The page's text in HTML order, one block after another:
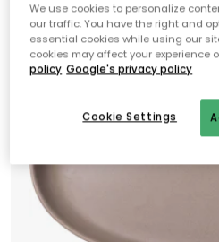
We use cookies to personalize
our traffic. You have the right and
essential cookies while using our
cookies may affect your experience
policy Google's privacy policy
Cookie Settings